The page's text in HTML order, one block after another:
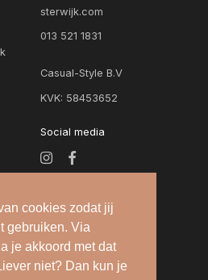
cookies zodat jij
gebruiken. Via
je akkoord met dat
niet? Dan kun je
sterwijk.com
013 521 1831
Casual-Style B.V
KVK: 58453652
Social media